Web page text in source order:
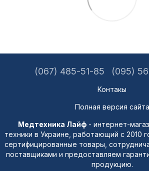
(067) 485-51-85 (095)
Контакы
Полная версия сайта
Медтехника Лайф- интернет-
техники в Украине, работающий с 2010
сертифицированные товары,
поставщиками и предоставляем
продукцию.